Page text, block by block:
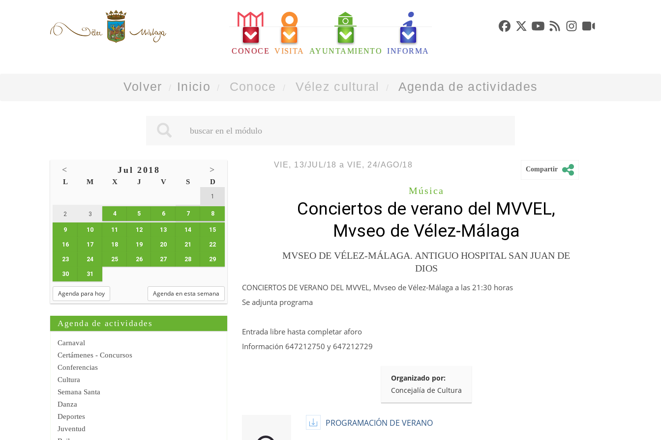
CONOCE VISITA AYUNTAMIENTO INFORMA
Volver Inicio Conoce Vélez cultural Agenda de actividades
< Jul 2018 >
L M X J V S D
1
2 3 4 5 6 7 8
9 10 11 12 13 14 15
16 17 18 19 20 21 22
23 24 25 26 27 28 29
30 31
Agenda para hoy Agenda en esta semana
Agenda de actividades
Carnaval
Certámenes - Concursos
Conferencias
Cultura
Semana Santa
Danza
Deportes
Juventud
VIE, 13/JUL/18 a VIE, 24/AGO/18
Compartir
Música
Conciertos de verano del MVVEL,
Mvseo de Vélez-Málaga
MVSEO DE VÉLEZ-MÁLAGA. ANTIGUO HOSPITAL SAN JUAN DE
DIOS
CONCIERTOS DE VERANO DEL MVVEL, Mvseo de Vélez-Málaga a las 21:30 horas
Se adjunta programa
Entrada libre hasta completar aforo
Información 647212750 y 647212729
Organizado por:
Concejalía de Cultura
PROGRAMACIÓN DE VERANO